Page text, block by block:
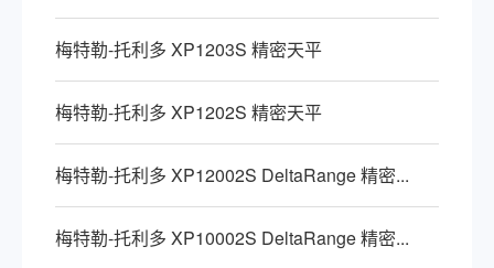
梅特勒-托利多 XP1203S 精密天平
梅特勒-托利多 XP1202S 精密天平
梅特勒-托利多 XP12002S DeltaRange 精密...
梅特勒-托利多 XP10002S DeltaRange 精密...